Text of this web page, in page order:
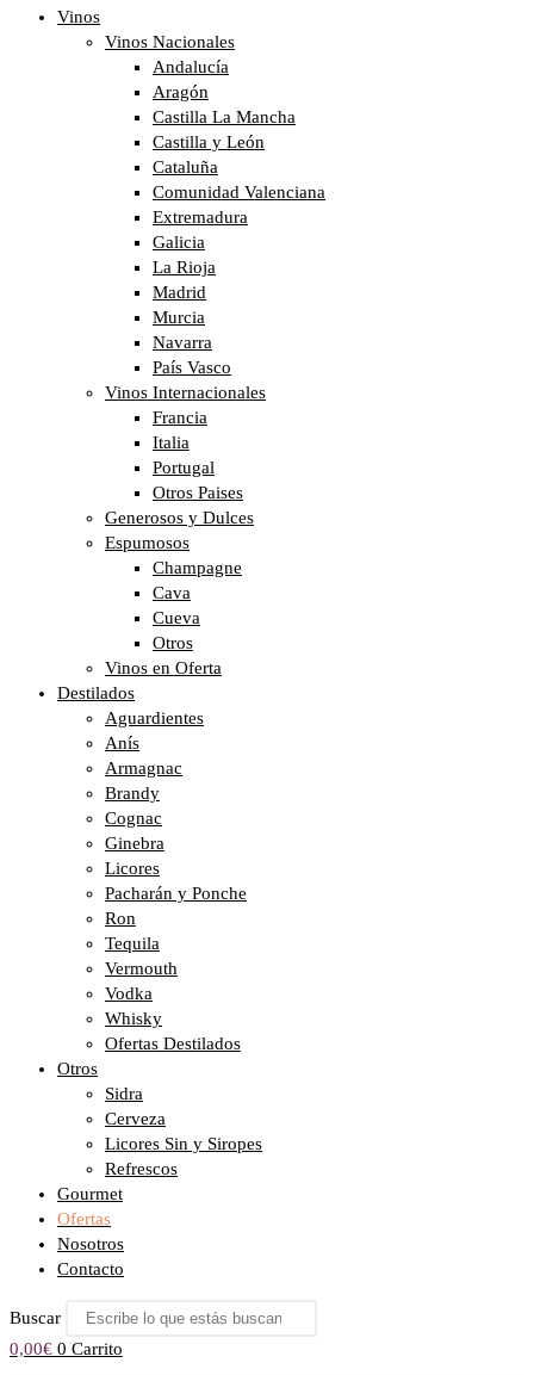
Vinos
Vinos Nacionales
Andalucía
Aragón
Castilla La Mancha
Castilla y León
Cataluña
Comunidad Valenciana
Extremadura
Galicia
La Rioja
Madrid
Murcia
Navarra
País Vasco
Vinos Internacionales
Francia
Italia
Portugal
Otros Paises
Generosos y Dulces
Espumosos
Champagne
Cava
Cueva
Otros
Vinos en Oferta
Destilados
Aguardientes
Anís
Armagnac
Brandy
Cognac
Ginebra
Licores
Pacharán y Ponche
Ron
Tequila
Vermouth
Vodka
Whisky
Ofertas Destilados
Otros
Sidra
Cerveza
Licores Sin y Siropes
Refrescos
Gourmet
Ofertas
Nosotros
Contacto
Buscar
0,00€ 0 Carrito